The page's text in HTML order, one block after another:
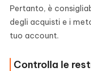
Pertanto, è
degli acquisti e i
tuo account.
Controlla le